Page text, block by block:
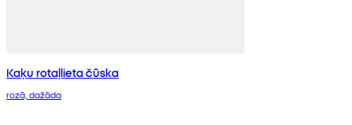
Kaķu rotaļlieta čūska
rozā, dažāda